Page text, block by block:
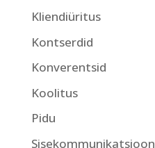
Kliendiüritus
Kontserdid
Konverentsid
Koolitus
Pidu
Sisekommunikatsioon